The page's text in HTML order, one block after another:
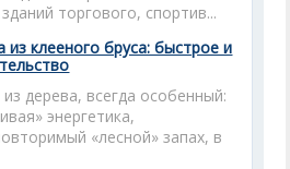
торгового, спортив...
клееного бруса: быстрое и
дерева, всегда особенный:
энергетика,
«лесной» запах, в